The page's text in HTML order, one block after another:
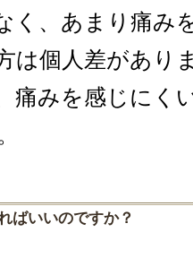
く、あまり痛み
は個人差があり
痛みを感じにく
ばいいのですか？